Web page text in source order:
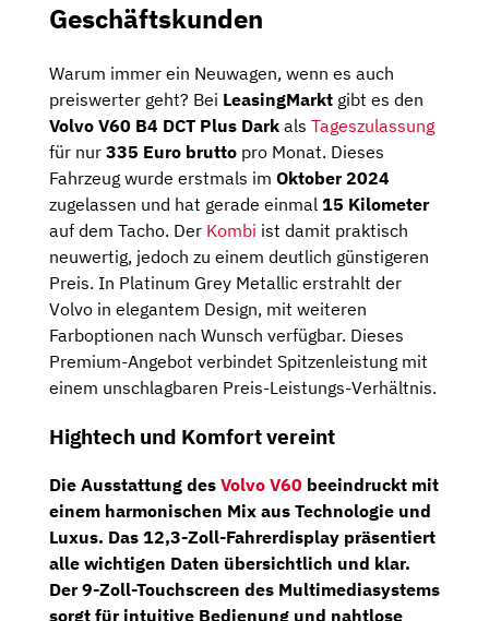
Geschäftskunden
Warum immer ein Neuwagen, wenn es auch
preiswerter geht? Bei LeasingMarkt gibt es den
Volvo V60 B4 DCT Plus Dark als Tageszulassung
für nur 335 Euro brutto pro Monat. Dieses
Fahrzeug wurde erstmals im Oktober 2024
zugelassen und hat gerade einmal 15 Kilometer
auf dem Tacho. Der Kombi ist damit praktisch
neuwertig, jedoch zu einem deutlich günstigeren
Preis. In Platinum Grey Metallic erstrahlt der
Volvo in elegantem Design, mit weiteren
Farboptionen nach Wunsch verfügbar. Dieses
Premium-Angebot verbindet Spitzenleistung mit
einem unschlagbaren Preis-Leistungs-Verhältnis.
Hightech und Komfort vereint
Die Ausstattung des Volvo V60 beeindruckt mit
einem harmonischen Mix aus Technologie und
Luxus. Das 12,3-Zoll-Fahrerdisplay präsentiert
alle wichtigen Daten übersichtlich und klar.
Der9-Zoll-Touchscreen des Multimediasystems
sorgt für intuitive Bedienung und nahtlose